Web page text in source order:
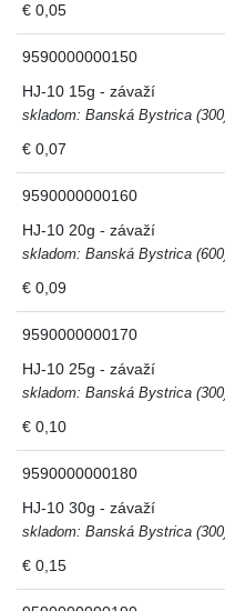
€ 0,05
9590000000150
HJ-10 15g - závaží
skladom: Banská Bystrica
€ 0,07
9590000000160
HJ-10 20g - závaží
skladom: Banská Bystrica
€ 0,09
9590000000170
HJ-10 25g - závaží
skladom: Banská Bystrica
€ 0,10
9590000000180
HJ-10 30g - závaží
skladom: Banská Bystrica
€ 0,15